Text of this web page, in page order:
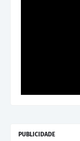
PUBLICIDADE